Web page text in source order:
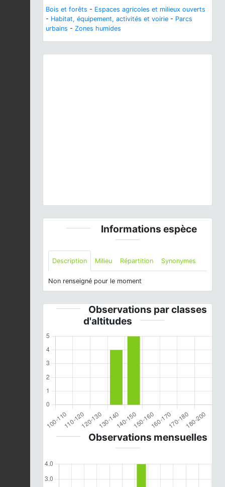
Bois et forêts - Espaces agricoles et milieux ouverts
- Habitat, équipement, activités et voirie - Parcs
urbains - Zones humides
Informations espèce
Description Milieu Répartition Synonymes
Non renseigné pour le moment
Observations par classes
d'altitudes
Observations mensuelles